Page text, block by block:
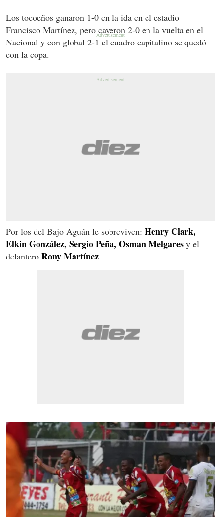
Los tocoeños ganaron 1-0 en la ida en el estadio
Francisco Martínez, pero cayeron 2-0 en la vuelta en el
Nacional y con global 2-1 el cuadro capitalino se quedó
con la copa.
Por los del Bajo Aguán le sobreviven: Henry Clark,
Elkin González, Sergio Peña, Osman Melgares y el
delantero Rony Martínez.